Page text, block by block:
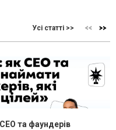
Усі статті >>
та фаундерів